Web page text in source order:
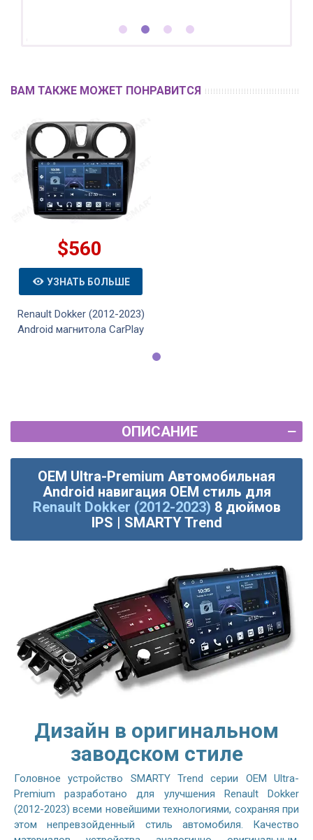
ВАМ ТАКЖЕ МОЖЕТ ПОНРАВИТСЯ
$560
УЗНАТЬ БОЛЬШЕ
Renault Dokker (2012-2023)
Android магнитола CarPlay
ОПИСАНИЕ
OEM Ultra-Premium Автомобильная
Android навигация OEM стиль для
Renault Dokker (2012-2023) 8 дюймов
IPS | SMARTY Trend
Дизайн в оригинальном
заводском стиле
Головное устройство SMARTY Trend серии OEM Ultra-
Premium разработано для улучшения Renault Dokker
(2012-2023) всеми новейшими технологиями, сохраняя при
этом непревзойденный стиль автомобиля. Качество